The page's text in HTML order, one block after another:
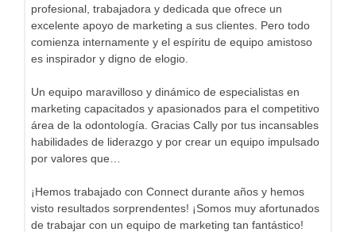
profesional, trabajadora y dedicada que ofrece un
excelente apoyo de marketing a sus clientes. Pero todo
comienza internamente y el espíritu de equipo amistoso
es inspirador y digno de elogio.
Un equipo maravilloso y dinámico de especialistas en
marketing capacitados y apasionados para el competitivo
área de la odontología. Gracias Cally por tus incansables
habilidades de liderazgo y por crear un equipo impulsado
por valores que…
¡Hemos trabajado con Connect durante años y hemos
visto resultados sorprendentes! ¡Somos muy afortunados
de trabajar con un equipo de marketing tan fantástico!